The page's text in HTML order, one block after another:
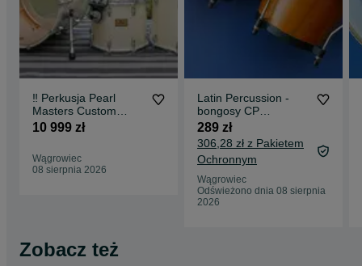
‼️ Perkusja Pearl
Masters Custom
MMX 22”, 8", 10",
10 999 zł
Wągrowiec
08 sierpnia 2026
Latin Percussion -
bongosy CP
Traditional 6" i 7" ‼️
289 zł
306,28 zł z Pakietem
Ochronnym
Wągrowiec
Odświeżono dnia 08 sierpnia
2026
Zobacz też